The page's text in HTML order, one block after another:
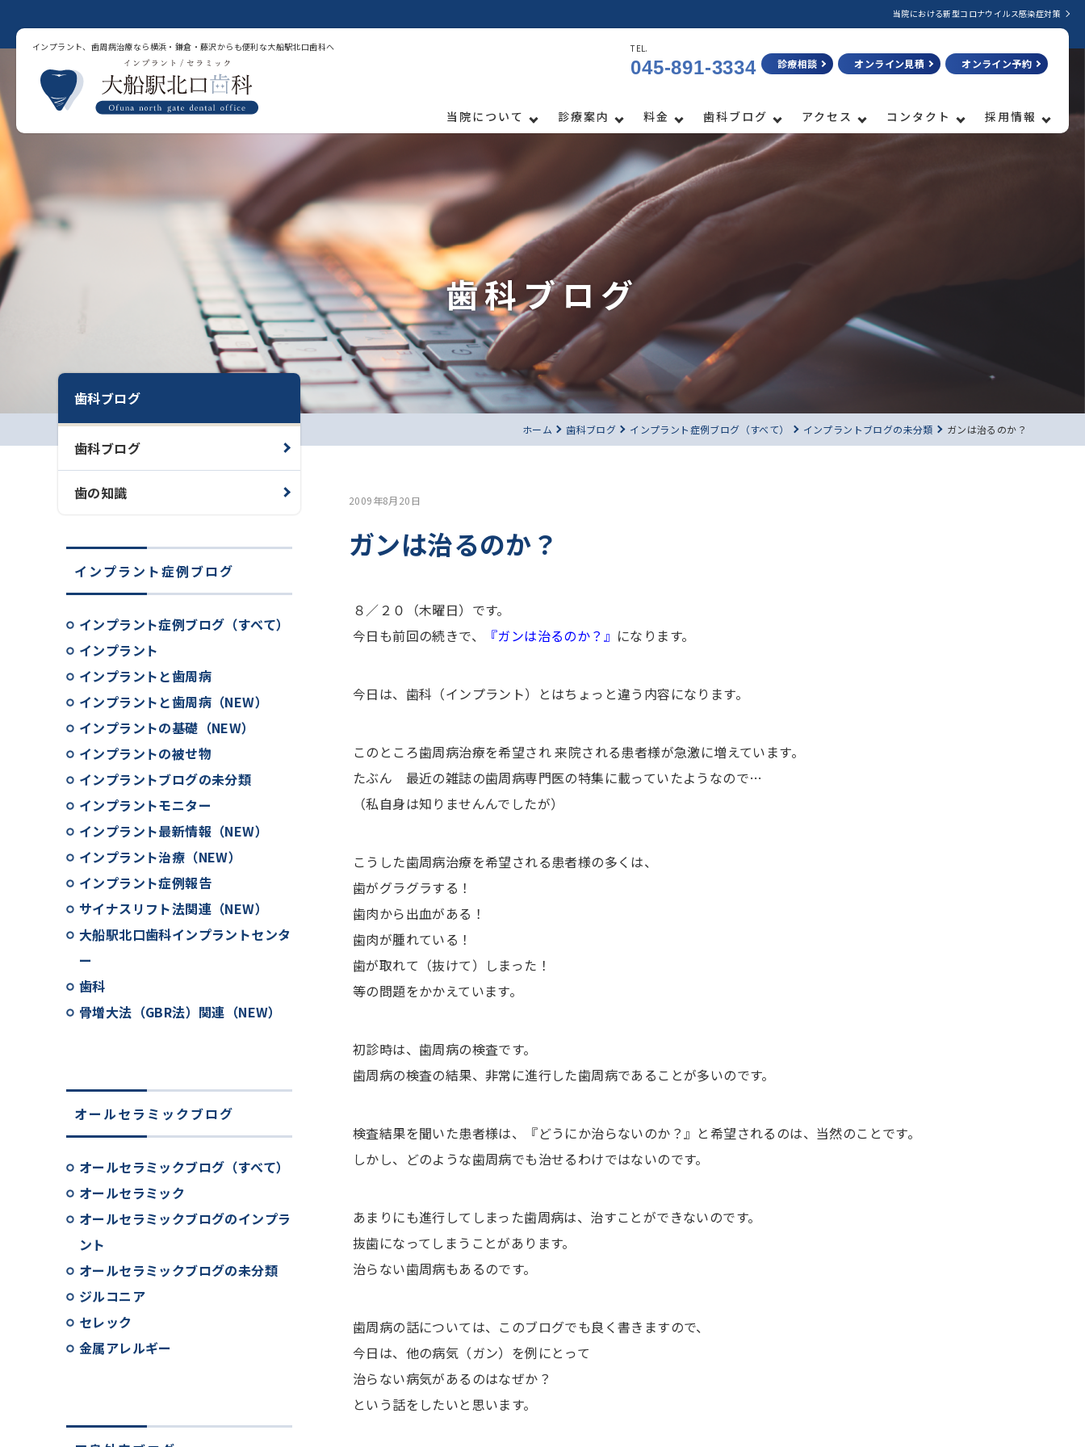
当院における新型コロナウイルス感染症対策
インプラント、歯周病治療なら横浜・鎌倉・藤沢からも便利な大船駅北口歯科へ TEL.
045-891-3334 診療相談 オンライン見積 オンライン予約
当院について 診療案内 料金 歯科ブログ アクセス コンタクト 採用情報
歯科ブログ
ホーム 歯科ブログ インプラント症例ブログ（すべて） インプラントブログの未分類 ガンは治るのか？
歯科ブログ
歯科ブログ
歯の知識
インプラント症例ブログ
インプラント症例ブログ（すべて）
インプラント
インプラントと歯周病
インプラントと歯周病（NEW）
インプラントの基礎（NEW）
インプラントの被せ物
インプラントブログの未分類
インプラントモニター
インプラント最新情報（NEW）
インプラント治療（NEW）
インプラント症例報告
サイナスリフト法関連（NEW）
大船駅北口歯科インプラントセンタ
ー
歯科
骨増大法（GBR法）関連（NEW）
オールセラミックブログ
オールセラミックブログ（すべて）
オールセラミック
オールセラミックブログのインプラ
ント
オールセラミックブログの未分類
ジルコニア
セレック
金属アレルギー
2009年8月20日
ガンは治るのか？
８／２０（木曜日）です。
今日も前回の続きで、
『ガンは治るのか？』 になります。
今日は、歯科（インプラント）とはちょっと違う内容になります。
このところ歯周病治療を希望され 来院される患者様が急激に増えています。
たぶん 最近の雑誌の歯周病専門医の特集に載っていたようなので…
（私自身は知りませんんでしたが）
こうした歯周病治療を希望される患者様の多くは、
歯がグラグラする！
歯肉から出血がある！
歯肉が腫れている！
歯が取れて（抜けて）しまった！
等の問題をかかえています。
初診時は、歯周病の検査です。
歯周病の検査の結果、非常に進行した歯周病であることが多いのです。
検査結果を聞いた患者様は、『どうにか治らないのか？』と希望されるのは、当然のことです。
しかし、どのような歯周病でも治せるわけではないのです。
あまりにも進行してしまった歯周病は、治すことができないのです。
抜歯になってしまうことがあります。
治らない歯周病もあるのです。
歯周病の話については、このブログでも良く書きますので、
今日は、他の病気（ガン）を例にとって
治らない病気があるのはなぜか？
という話をしたいと思います。